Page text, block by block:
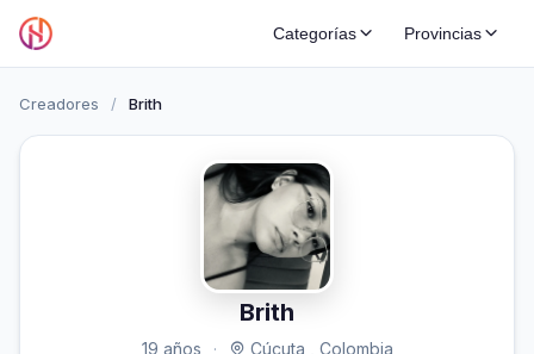
Categorías Provincias
Creadores / Brith
Brith
19 años · Cúcuta , Colombia